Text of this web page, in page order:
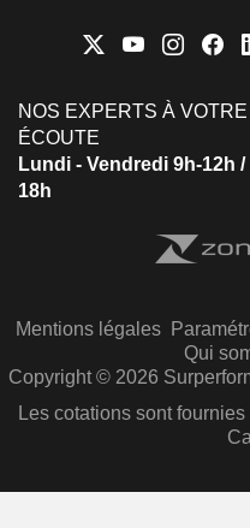
NOS EXPERTS À VOTRE
ÉCOUTE
Lundi - Vendredi 9h-12h /
18h
Mentions légales
Qui
Copyright © 2026
Les cotations sont